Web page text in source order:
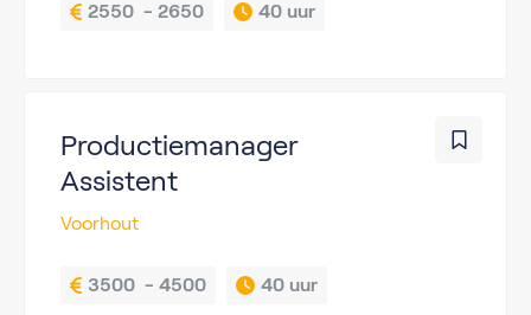
2550  - 2650 40 uur
Productiemanager
Assistent
Voorhout
3500  - 4500 40 uur